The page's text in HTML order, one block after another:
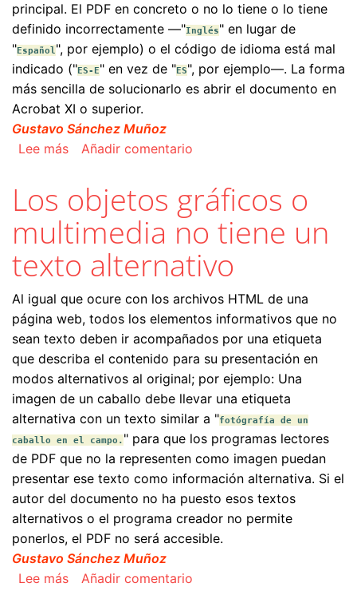
principal. El PDF en concreto o no lo tiene o lo tiene
definido incorrectamente —"Inglés" en lugar de
"Español", por ejemplo) o el código de idioma está mal
indicado ("ES-E" en vez de "ES", por ejemplo—. La forma
más sencilla de solucionarlo es abrir el documento en
Acrobat XI o superior.
Gustavo Sánchez Muñoz
Lee mássobre El idioma de un PDF no se ha definido o
Añadir comentario
Los objetos gráficos o
multimedia no tiene un
texto alternativo
Al igual que ocure con los archivos HTML de una
página web, todos los elementos informativos que no
sean texto deben ir acompañados por una etiqueta
que describa el contenido para su presentación en
modos alternativos al original; por ejemplo: Una
imagen de un caballo debe llevar una etiqueta
alternativa con un texto similar a "fotógrafía de un
caballo en el campo. " para que los programas lectores
de PDF que no la representen como imagen puedan
presentar ese texto como información alternativa. Si el
autor del documento no ha puesto esos textos
alternativos o el programa creador no permite
ponerlos, el PDF no será accesible.
Gustavo Sánchez Muñoz
Lee mássobre Los objetos gráficos o multimedia no
Añadir comentario